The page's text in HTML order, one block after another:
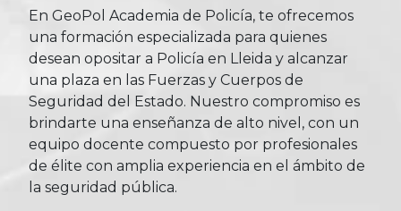
En GeoPol Academia de Policía, te ofrecemos
una formación especializada para quienes
desean opositar a Policía en Lleida y alcanzar
una plaza en las Fuerzas y Cuerpos de
Seguridad del Estado. Nuestro compromiso es
brindarte una enseñanza de alto nivel, con un
equipo docente compuesto por profesionales
de élite con amplia experiencia en el ámbito de
la seguridad pública.